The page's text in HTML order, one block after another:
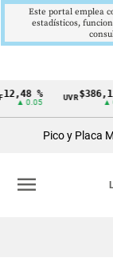
Cintillo
Colombia
%
▲ 0.05
UVR
▲
Pico y Placa
menu
Este portal emplea
estadísticos,